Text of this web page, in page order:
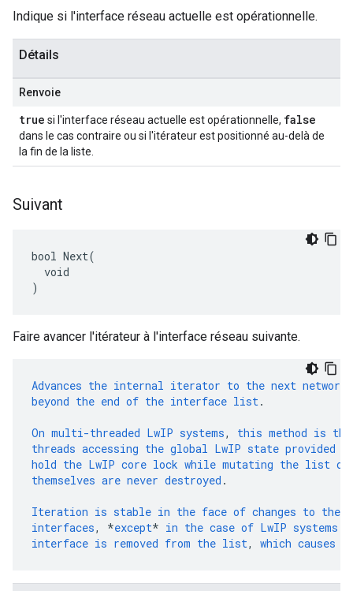
Indique si l'interface réseau actuelle est opérationnelle.
Détails
Renvoie
true si l'interface réseau actuelle est opérationnelle, false
dans le cas contraire ou si l'itérateur est positionné au-delà de
la fin de la liste.
Suivant
bool Next(
  void
)
Faire avancer l'itérateur à l'interface réseau suivante.
Advances the internal iterator to the next network
beyond the end of the interface list.
On multi-threaded LwIP systems, this method is
threads accessing the global LwIP state provided
hold the LwIP core lock while mutating the list of
themselves are never destroyed .
Iteration is stable in the face of changes to the
interfaces, *except* in the case of LwIP systems
interface is removed from the list, which causes